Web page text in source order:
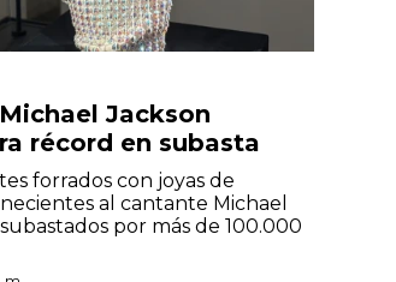
Jackson
récord en subasta
forrados con joyas de
al cantante Michael
por más de 100.000